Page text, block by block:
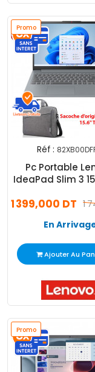
Promo
Réf :
Pc Portable
IdeaPad Slim 3
1
1 399,000 DT
En
Ajouter Au
Promo